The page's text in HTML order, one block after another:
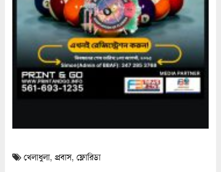
খেলাধুলা, প্রবাস, ফ্লোরিডা